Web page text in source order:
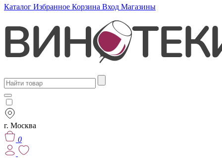
Каталог Избранное Корзина Вход Магазины
г. Москва
0